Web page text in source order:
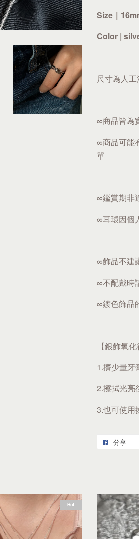
Size｜
Color |
尺寸為人
∞商品皆為
∞商品可能
單
∞鑑賞期非
∞耳環因個
∞飾品不建
∞不配戴時
∞鍍色飾品
【銀飾氧
1.擠少量牙
2.擦拭光亮
3.也可使用
分享
Hot